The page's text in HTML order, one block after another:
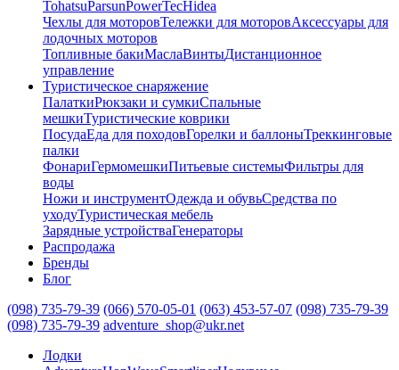
TohatsuParsunPowerTecHidea
Чехлы для моторовТележки для моторовАксессуары для
лодочных моторов
Топливные бакиМаслаВинтыДистанционное
управление
Туристическое снаряжение
ПалаткиРюкзаки и сумкиСпальные
мешкиТуристические коврики
ПосудаЕда для походовГорелки и баллоныТреккинговые
палки
ФонариГермомешкиПитьевые системыФильтры для
воды
Ножи и инструментОдежда и обувьСредства по
уходуТуристическая мебель
Зарядные устройстваГенераторы
Распродажа
Бренды
Блог
(098) 735-79-39 (066) 570-05-01 (063) 453-57-07 (098) 735-79-39
(098) 735-79-39 adventure_shop@ukr.net
Лодки